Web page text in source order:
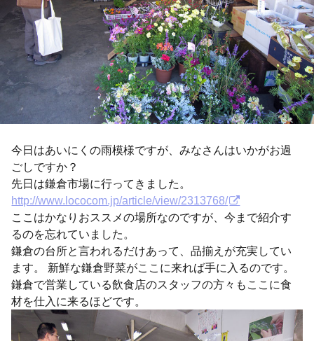
今日はあいにくの雨模様ですが、みなさんはいかがお過
ごしですか？
先日は鎌倉市場に行ってきました。
http://www.lococom.jp/article/view/2313768/
ここはかなりおススメの場所なのですが、今まで紹介す
るのを忘れていました。
鎌倉の台所と言われるだけあって、品揃えが充実してい
ます。 新鮮な鎌倉野菜がここに来れば手に入るのです。
鎌倉で営業している飲食店のスタッフの方々もここに食
材を仕入に来るほどです。